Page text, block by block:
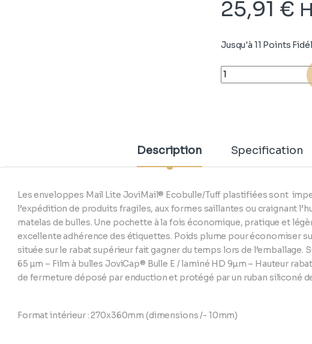
25,91 €
Jusqu'à 11 Points
Quantity
Description Specification
Les enveloppes Mail Lite JoviMail® Ecobulle/Tuff plastifiées sont
l’expédition de produits fragiles, aux formes saillantes ou craignant
matelas de bulles. Une pochette à la fois économique, pratique et
excellente adhérence des étiquettes. Poids plume pour économiser
située sur le rabat supérieur fait gagner du temps lors de
65 µm – Film à bulles JoviCap® Bulle E / laminé HD 9µm – Hauteur
de fermeture déposé par enduction et protégé par un ruban siliconé
Format intérieur : 270x360mm (dimensions /- 10mm)